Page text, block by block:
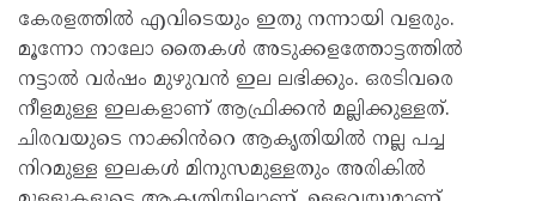
കേരളത്തിൽ എവിടെയും ഇതു നന്നായി വളരും.
മൂന്നോ നാലോ തൈകൾ അടുക്കളത്തോട്ടത്തിൽ
നട്ടാൽ വർഷം മുഴുവൻ ഇല ലഭിക്കും. ഒരടിവരെ
നീളമുള്ള ഇലകളാണ് ആഫ്രിക്കൻ മല്ലിക്കുള്ളത്.
ചിരവയുടെ നാക്കിൻറെ ആകൃതിയിൽ നല്ല പച്ച
നിറമുള്ള ഇലകൾ മിനുസമുള്ളതും അരികിൽ